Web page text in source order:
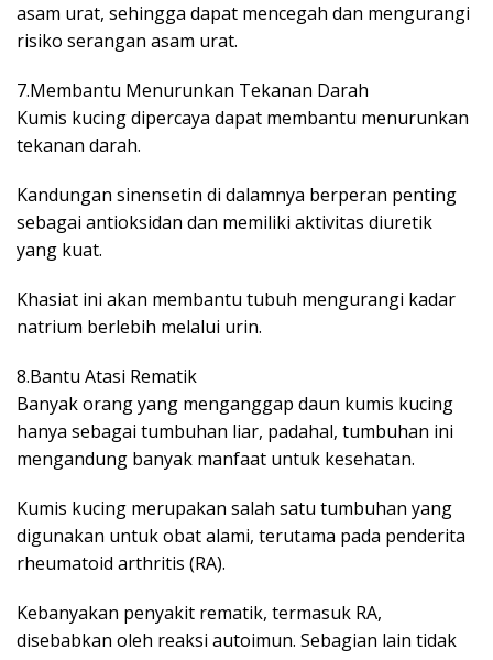
asam urat, sehingga dapat mencegah dan mengurangi
risiko serangan asam urat.
7.Membantu Menurunkan Tekanan Darah
Kumis kucing dipercaya dapat membantu menurunkan
tekanan darah.
Kandungan sinensetin di dalamnya berperan penting
sebagai antioksidan dan memiliki aktivitas diuretik
yang kuat.
Khasiat ini akan membantu tubuh mengurangi kadar
natrium berlebih melalui urin.
8.Bantu Atasi Rematik
Banyak orang yang menganggap daun kumis kucing
hanya sebagai tumbuhan liar, padahal, tumbuhan ini
mengandung banyak manfaat untuk kesehatan.
Kumis kucing merupakan salah satu tumbuhan yang
digunakan untuk obat alami, terutama pada penderita
rheumatoid arthritis (RA).
Kebanyakan penyakit rematik, termasuk RA,
disebabkan oleh reaksi autoimun. Sebagian lain tidak